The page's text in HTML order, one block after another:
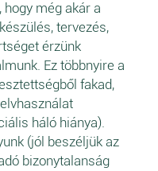
még akár a
tervezés,
érzünk
Ez többnyire a
fakad,
háló hiánya).
(jól beszéljük az
bizonytalanság